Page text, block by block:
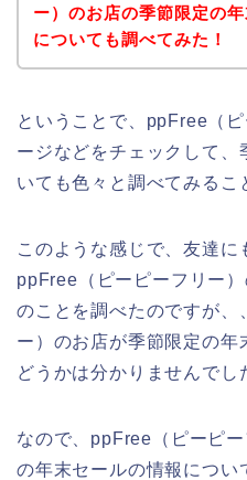
ー）のお店の季節限定の
についても調べてみた！
ということで、ppFree（
ージなどをチェックして、
いても色々と調べてみるこ
このような感じで、友達に
ppFree（ピーピーフリー
のことを調べたのですが、
ー）のお店が季節限定の年
どうかは分かりませんでし
なので、ppFree（ピーピ
の年末セールの情報につい